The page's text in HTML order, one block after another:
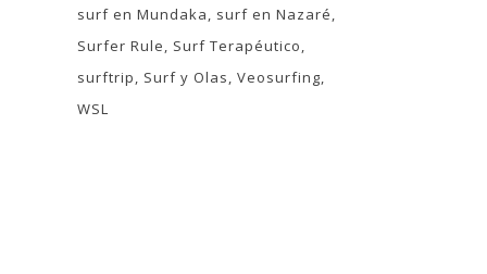
surf en Mundaka
surf en Nazaré
Surfer Rule
Surf Terapéutico
surftrip
Surf y Olas Veosurfing
WSL